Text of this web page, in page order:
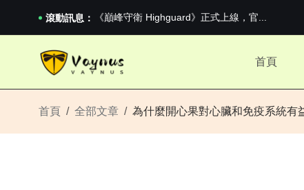
滾動訊息：
《巔峰守衛 Highguard》正式上線，官...
男生找物件最重要的是什麼？太真實了
《巔峰守衛 Highguard》正式上線，官...首頁
首頁 全部文章 為什麼開心果對心臟和免疫系統有